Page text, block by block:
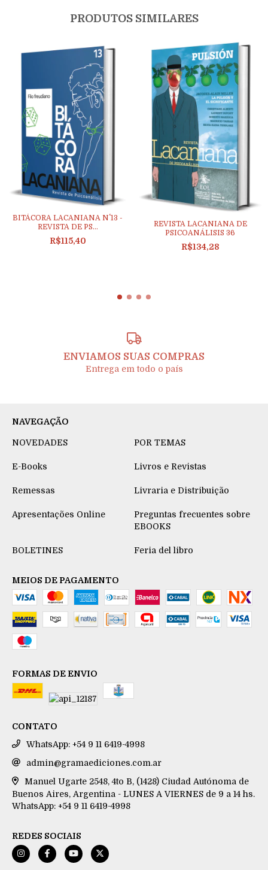
PRODUTOS SIMILARES
BITÁCORA LACANIANA N˚ 13 -
REVISTA DE PS...
R$115,40
REVISTA LACANIANA DE
PSICOANÁLISIS 36
R$134,28
ENVIAMOS SUAS COMPRAS
Entrega em todo o país
NAVEGAÇÃO
NOVEDADES POR TEMAS
E-Books Livros e Revistas
Remessas Livraria e Distribuição
Apresentações Online
Preguntas frecuentes sobre
EBOOKS
BOLETINES Feria del libro
MEIOS DE PAGAMENTO
FORMAS DE ENVIO
CONTATO
WhatsApp: +54 9 11 6419-4998
admin@gramaediciones.com.ar
Manuel Ugarte 2548, 4to B, (1428) Ciudad Autónoma de
Buenos Aires, Argentina - LUNES A VIERNES de 9 a 14 hs.
WhatsApp: +54 9 11 6419-4998
REDES SOCIAIS